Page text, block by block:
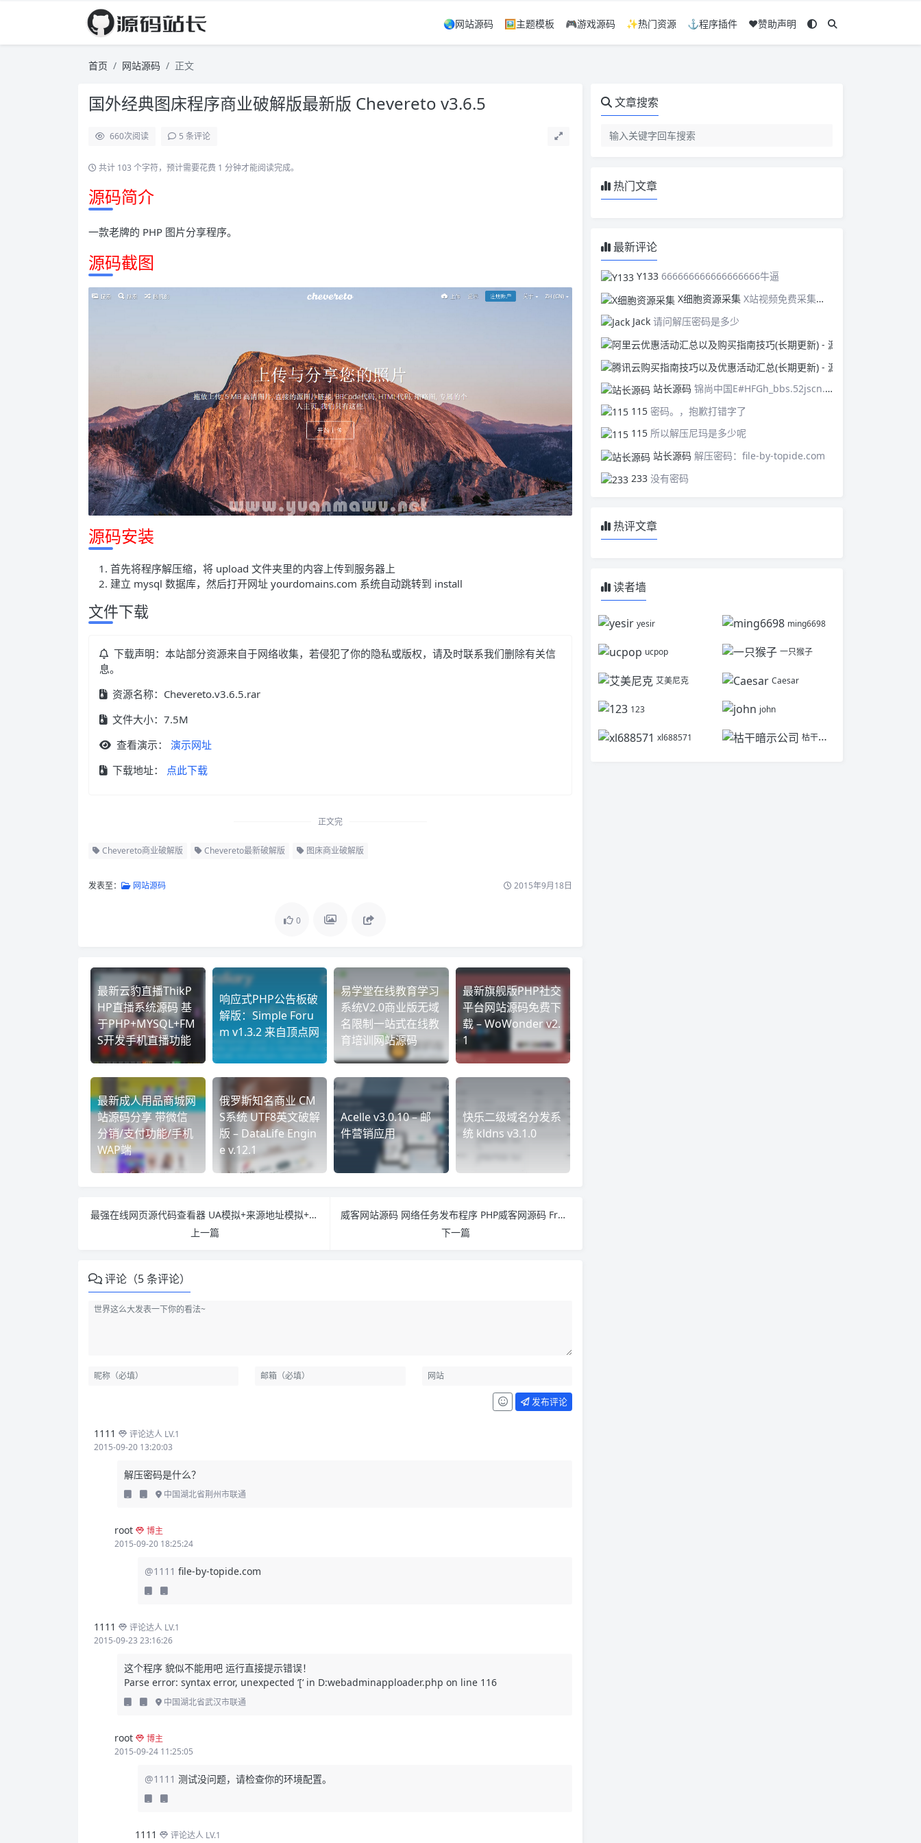
🌏网站源码 🖼️主题模板 🎮游戏源码 ✨热门资源 ⚓程序插件 ❤️赞助声明
首页 网站源码 正文
国外经典图床程序商业破解版最新版 Chevereto v3.6.5
660次阅读 5 条评论
共计 103 个字符，预计需要花费 1 分钟才能阅读完成。
源码简介
一款老牌的 PHP 图片分享程序。
源码截图
源码安装
首先将程序解压缩，将 upload 文件夹里的内容上传到服务器上
建立 mysql 数据库，然后打开网址 yourdomains.com 系统自动跳转到 install
文件下载
下载声明：本站部分资源来自于网络收集，若侵犯了你的隐私或版权，请及时联系我们删除有关信
息。
资源名称：Chevereto.v3.6.5.rar
文件大小：7.5M
查看演示：
演示网址
下载地址：
点此下载
正文完
Chevereto商业破解版 Chevereto最新破解版 图床商业破解版
发表至： 网站源码 2015年9月18日
0
最新云豹直播ThikP
HP直播系统源码 基
于PHP+MYSQL+FM
S开发手机直播功能
响应式PHP公告板破
解版：Simple Foru
m v1.3.2 来自顶点网
易学堂在线教育学习
系统V2.0商业版无域
名限制一站式在线教
育培训网站源码
最新旗舰版PHP社交
平台网站源码免费下
载 – WoWonder v2.
1
最新成人用品商城网
站源码分享 带微信
分销/支付功能/手机
WAP端
俄罗斯知名商业 CM
S系统 UTF8英文破解
版 – DataLife Engin
e v.12.1
Acelle v3.0.10 – 邮
件营销应用
快乐二级域名分发系
统 kldns v3.1.0
最强在线网页源代码查看器 UA模拟+来源地址模拟+POST提交+Cookie模拟+表单提取
上一篇
威客网站源码 网络任务发布程序 PHP威客网源码 Freelance Manager v3.0
下一篇
评论（5 条评论）
发布评论
1111
评论达人 LV.1
2015-09-20 13:20:03
解压密码是什么？
中国湖北省荆州市联通
root
博主
2015-09-20 18:25:24
@1111 file-by-topide.com
1111
评论达人 LV.1
2015-09-23 23:16:26
这个程序 貌似不能用吧 运行直接提示错误！
Parse error: syntax error, unexpected ‘[‘ in D:webadminapploader.php on line 116
中国湖北省武汉市联通
root
博主
2015-09-24 11:25:05
@1111 测试没问题，请检查你的环境配置。
1111
评论达人 LV.1
文章搜索
热门文章
最新评论
Y133 666666666666666666牛逼
X细胞资源采集 X站视频免费采集，可以适配此CMS，含免费模板。有需要的站长可以看看xxibaozyw.com
Jack 请问解压密码是多少
站长源码 锦尚中国E#HFGh_bbs.52jscn.comEYzhibo8
115 密码。，抱歉打错字了
115 所以解压尼玛是多少呢
站长源码 解压密码：file-by-topide.com
233 没有密码
热评文章
读者墙
yesir ming6698
ucpop 一只猴子
艾美尼克 Caesar
123 john
xl688571 枯干暗示公司